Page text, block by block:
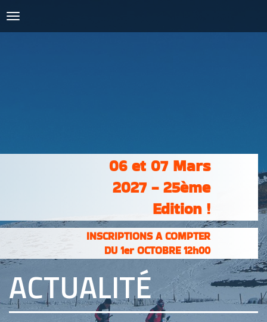
PHOTOS &
06 et 07 Mars
2027 - 25ème
Edition !
INSCRIPTIONS A COMPTER
DU 1er OCTOBRE 12h00
ACTUALITÉ